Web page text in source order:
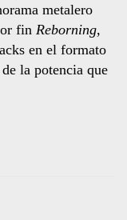
metalero
fin Reborning,
en el formato
la potencia que